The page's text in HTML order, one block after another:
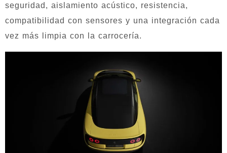
seguridad, aislamiento acústico, resistencia,
compatibilidad con sensores y una integración cada
vez más limpia con la carrocería.